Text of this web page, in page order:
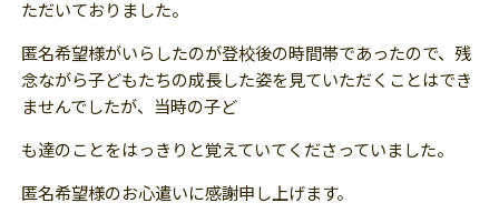
ただいておりました。
匿名希望様がいらしたのが登校後の時間帯であったので、残
念ながら子どもたちの成長した姿を見ていただくことはでき
ませんでしたが、当時の子ど
も達のことをはっきりと覚えていてくださっていました。
匿名希望様のお心遣いに感謝申し上げます。